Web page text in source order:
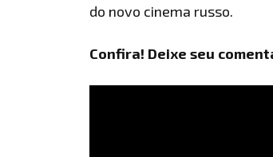
do novo cinema russo.
Confira! Deixe seu